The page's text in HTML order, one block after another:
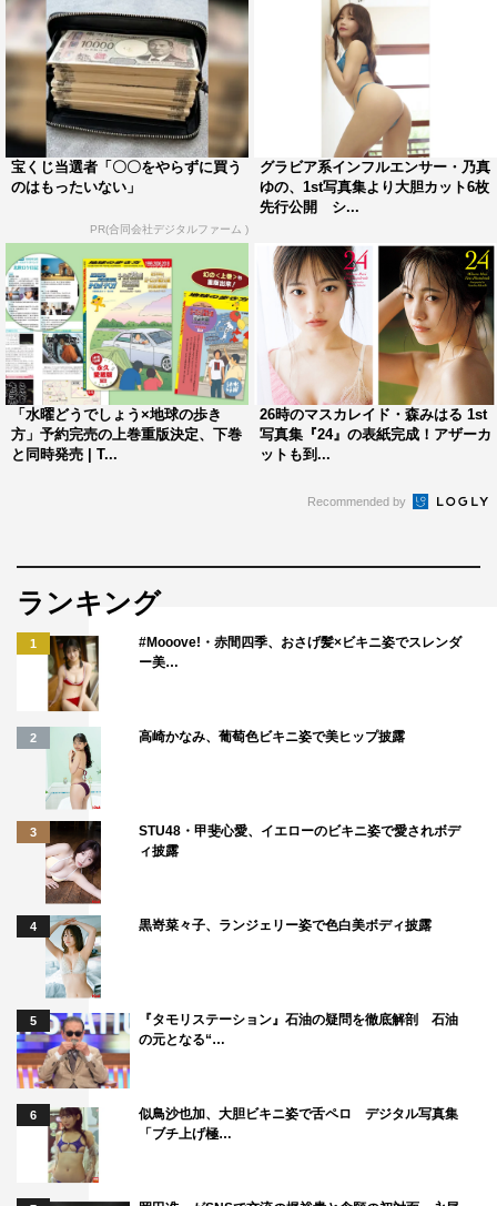
また、インフルエンサーで、元『Ranzuki』専属モデルと
して活躍していた長谷川万射が友情出演。水着でジャクジ
ーに入ったり、シャワーを浴びたり、ランジェリーやキャ
ミソール姿などの美しい2ショットを披露している。
ート」「バスト」「出会い」「自分磨き」「お尻」「すっ
ぴん」「あざとい」の11テーマのエッセイも掲載。うれし
のちゃんが今、思っていることを表現した文章にも注目
だ。
嬉野ゆみ（うれしのちゃん） コメント
宝くじ当選者「〇〇をやらずに買う
のはもったいない」
PR(合同会社デジタルファーム )
グラビア系インフルエンサー・乃真
ゆの、1st写真集より大胆カット6枚
先行公開 シ...
「水曜どうでしょう×地球の歩き
方」予約完売の上巻重版決定、下巻
と同時発売 | T...
26時のマスカレイド・森みはる 1st
写真集『24』の表紙完成！アザーカ
ットも到...
Recommended by
ランキング
1
#Mooove!・赤間四季、おさげ髪×ビキニ姿でスレンダ
ー美…
2 高崎かなみ、葡萄色ビキニ姿で美ヒップ披露
3
STU48・甲斐心愛、イエローのビキニ姿で愛されボデ
ィ披露
4 黒嵜菜々子、ランジェリー姿で色白美ボディ披露
5
『タモリステーション』石油の疑問を徹底解剖 石油
の元となる“…
6
似鳥沙也加、大胆ビキニ姿で舌ペロ デジタル写真集
「ブチ上げ極…